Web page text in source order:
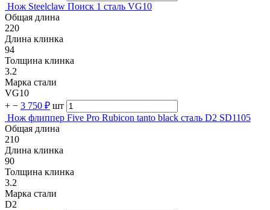
Нож Steelclaw Поиск 1 сталь VG10
Общая длина
220
Длина клинка
94
Толщина клинка
3.2
Марка стали
VG10
+ − 3 750 ₽ шт
Нож флиппер Five Pro Rubicon tanto black сталь D2 SD1105
Общая длина
210
Длина клинка
90
Толщина клинка
3.2
Марка стали
D2